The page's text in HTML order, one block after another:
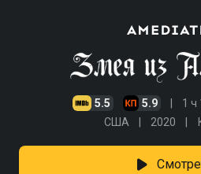
5.5 5.9 1 ч
США 2020